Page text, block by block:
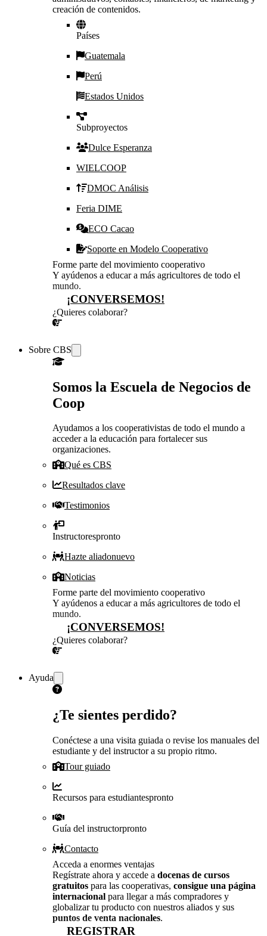
creación de contenidos.
Países
Guatemala
Perú
Estados Unidos
Subproyectos
Dulce Esperanza
WIELCOOP
DMOC Análisis
Feria DIME
ECO Cacao
Soporte en Modelo Cooperativo
Forme parte del movimiento cooperativo
Y ayúdenos a educar a más agricultores de todo el
mundo.
¡CONVERSEMOS!
¿Quieres colaborar?
Sobre CBS
Somos la Escuela de Negocios de
Coop
Ayudamos a los cooperativistas de todo el mundo a
acceder a la educación para fortalecer sus
organizaciones.
Qué es CBS
Resultados clave
Testimonios
Instructorespronto
Hazte aliadonuevo
Noticias
Forme parte del movimiento cooperativo
Y ayúdenos a educar a más agricultores de todo el
mundo.
¡CONVERSEMOS!
¿Quieres colaborar?
Ayuda
¿Te sientes perdido?
Conéctese a una visita guiada o revise los manuales del
estudiante y del instructor a su propio ritmo.
Tour guiado
Recursos para estudiantespronto
Guía del instructorpronto
Contacto
Acceda a enormes ventajas
Regístrate ahora y accede a docenas de cursos
gratuitos para las cooperativas, consigue una página
internacional para llegar a más compradores y
globalizar tu producto con nuestros aliados y sus
puntos de venta nacionales.
REGISTRAR